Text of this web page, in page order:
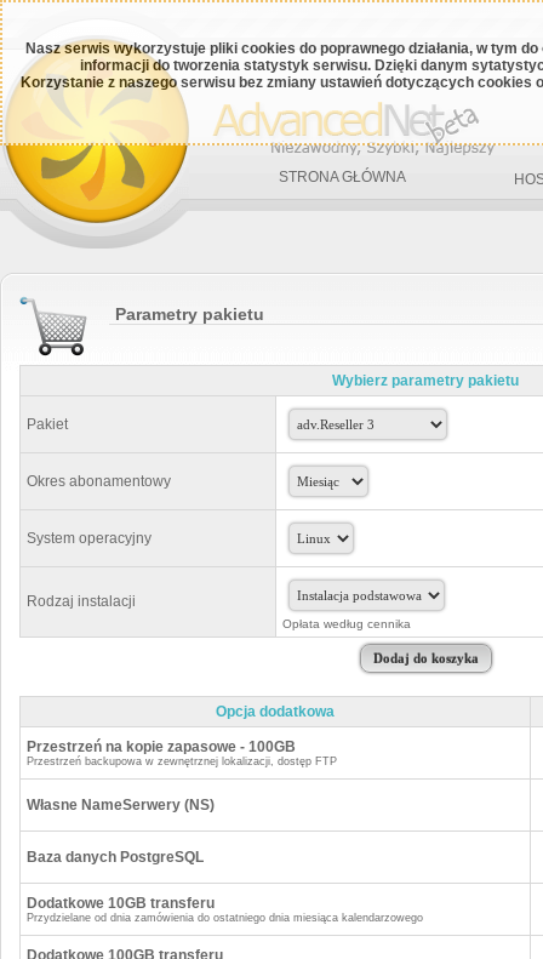
Nasz serwis wykorzystuje pliki cookies do poprawnego działania, w tym
informacji do tworzenia statystyk serwisu. Dzięki danym
Korzystanie z naszego serwisu bez zmiany ustawień dotyczących cookies
STRONA GŁÓWNA
Parametry pakietu
Wybierz parametry pakietu
Pakiet
Okres abonamentowy
System operacyjny
Rodzaj instalacji
Opłata według cennika
Opcja dodatkowa
Przestrzeń na kopie zapasowe - 100GB
Przestrzeń backupowa w zewnętrznej lokalizacji, dostęp FTP
Własne NameSerwery (NS)
Baza danych PostgreSQL
Dodatkowe 10GB transferu
Przydzielane od dnia zamówienia do ostatniego dnia miesiąca kalendarzowego
Dodatkowe 100GB transferu